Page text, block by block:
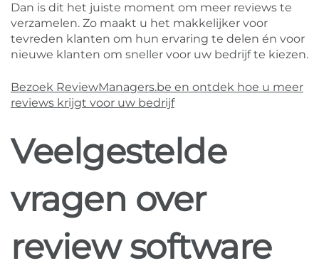
Dan is dit het juiste moment om meer reviews te
verzamelen. Zo maakt u het makkelijker voor
tevreden klanten om hun ervaring te delen én voor
nieuwe klanten om sneller voor uw bedrijf te kiezen.
Bezoek ReviewManagers.be en ontdek hoe u meer
reviews krijgt voor uw bedrijf
Veelgestelde
vragen over
review software